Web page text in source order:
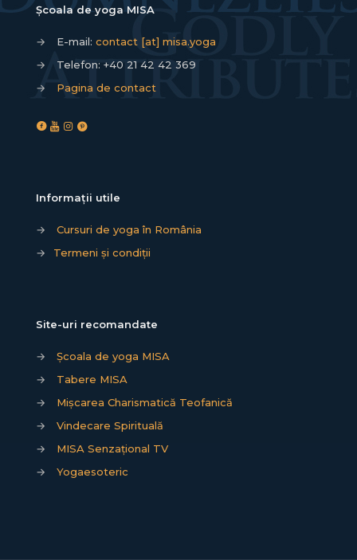
Școala de yoga MISA
→ E-mail: contact [at] misa.yoga
→
Telefon: +40 21 42 42 369
→
Pagina de contact
Informații utile
→
Cursuri de yoga în România
→
Termeni și condiții
Site-uri recomandate
→
Școala de yoga MISA
→
Tabere MISA
→
Mișcarea Charismatică Teofanică
→
Vindecare Spirituală
→
MISA Senzațional TV
→
Yogaesoteric